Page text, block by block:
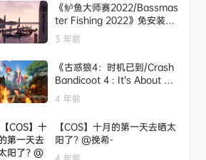
《鲈鱼大师赛2022/Bassmas
ter Fishing 2022》免安装版|
迅雷百度云下载
3 年前
《古惑狼4：时机已到/Crash
Bandicoot 4 : It’s About Ti
me》免安装英文版|迅雷百度
云下载
4 年前
【COS】十月的第一天去晒太
阳了? ​​​@挽希-